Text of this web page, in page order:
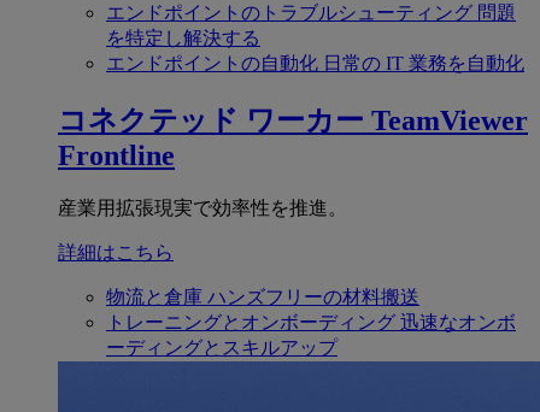
エンドポイントのトラブルシューティング 問題
を特定し解決する
エンドポイントの自動化 日常の IT 業務を自動化
コネクテッド ワーカー TeamViewer
Frontline
産業用拡張現実で効率性を推進。
詳細はこちら
物流と倉庫 ハンズフリーの材料搬送
トレーニングとオンボーディング 迅速なオンボ
ーディングとスキルアップ